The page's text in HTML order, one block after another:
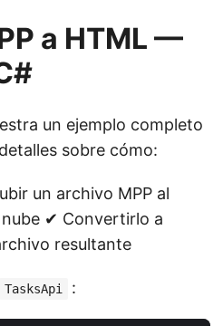
a HTML —
un ejemplo completo
sobre cómo:
un archivo MPP al
✔ Convertirlo a
resultante
TasksApi :